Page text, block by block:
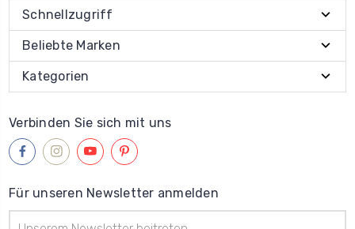
Schnellzugriff
Beliebte Marken
Kategorien
Verbinden Sie sich mit uns
Für unseren Newsletter anmelden